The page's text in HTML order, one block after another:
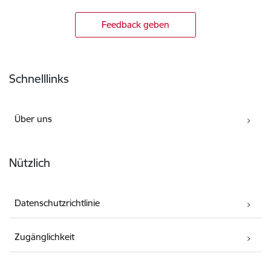
Feedback geben
Schnelllinks
Über uns
Nützlich
Datenschutzrichtlinie
Zugänglichkeit